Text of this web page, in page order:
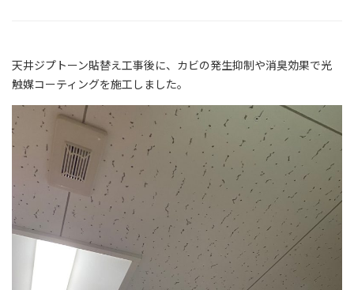
天井ジプトーン貼替え工事後に、カビの発生抑制や消臭効果で光
触媒コーティングを施工しました。